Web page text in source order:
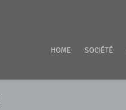
HOME SOCIÉTÉ